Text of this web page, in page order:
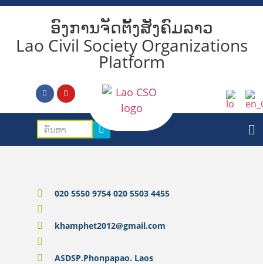
ອົງການຈັດຕັ້ງສັງຄົມລາວ
Lao Civil Society Organizations
Platform
020 5550 9754 020 5503 4455
khamphet2012@gmail.com
ASDSP.Phonpapao. Laos